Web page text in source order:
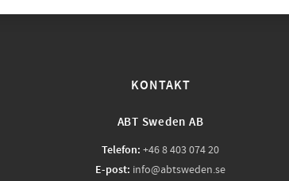
KONTAKT
ABT Sweden AB
Telefon: +46 8 403 074 20
E-post: info@abtsweden.se